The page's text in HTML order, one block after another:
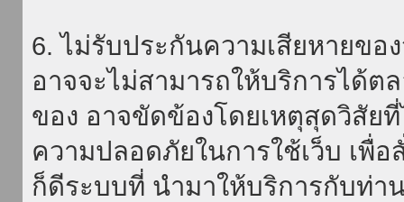
6. ไม่รับประกันความเสียหายขอ
อาจจะไม่สามารถให้บริการได้ต
ของ อาจขัดข้องโดยเหตุสุดวิสัย
ความปลอดภัยในการใช้เว็บ เพื่
ก็ดีระบบที่ นำมาให้บริการกับท่